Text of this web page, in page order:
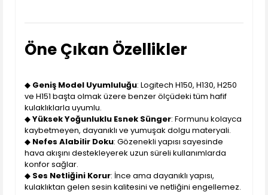
Öne Çıkan Özellikler
◆ Geniş Model Uyumluluğu: Logitech H150, H130, H250
ve H151 başta olmak üzere benzer ölçüdeki tüm hafif
kulaklıklarla uyumlu.
◆Yüksek Yoğunluklu Esnek Sünger: Formunu kolayca
kaybetmeyen, dayanıklı ve yumuşak dolgu materyali.
◆ Nefes Alabilir Doku: Gözenekli yapısı sayesinde
hava akışını destekleyerek uzun süreli kullanımlarda
konfor sağlar.
◆ Ses Netliğini Korur: İnce ama dayanıklı yapısı,
kulaklıktan gelen sesin kalitesini ve netliğini engellemez.